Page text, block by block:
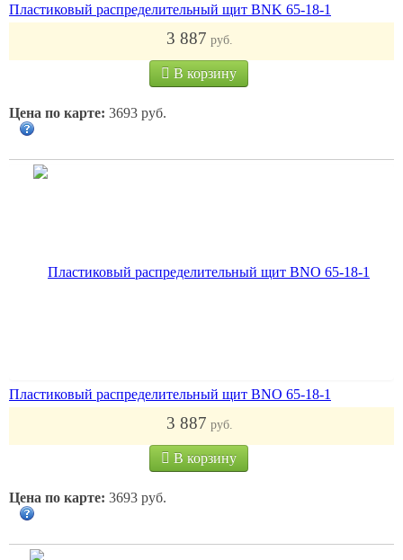
Пластиковый распределительный щит BNK 65-18-1
3 887 руб.
В корзину
Цена по карте: 3693 руб.
Пластиковый распределительный щит BNO 65-18-1
3 887 руб.
В корзину
Цена по карте: 3693 руб.